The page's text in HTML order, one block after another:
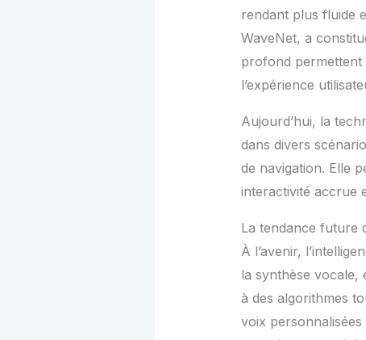
rendant plus fluide
WaveNet, a
profond permettent
l’expérience
Aujourd’hui, la
dans divers
de navigation. Elle
interactivité accrue
La tendance future
À l’avenir,
la synthèse vocale,
à des algorithmes
voix